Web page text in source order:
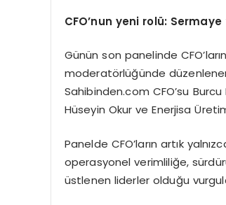
CFO’nun yeni rolü:
Günün son panelinde
moderatörlüğünde
Sahibinden.com CFO’su
Hüseyin Okur ve Enerjisa
Panelde CFO’ların artık
operasyonel verimliliğe,
üstlenen liderler olduğu